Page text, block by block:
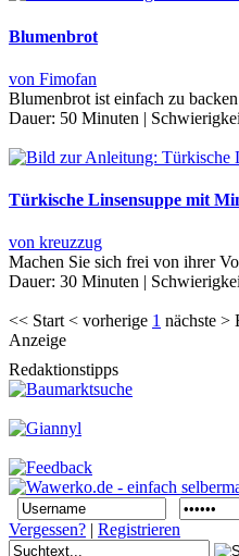
Blumenbrot
von Fimofan
Blumenbrot ist einfach zu
Dauer: 50 Minuten |
Türkische Linsensuppe mit
von kreuzzug
Machen Sie sich frei von ihrer
Dauer: 30 Minuten
<< Start < vorherige 1 nächste >
Anzeige
Redaktionstipps
Vergessen? Registrieren